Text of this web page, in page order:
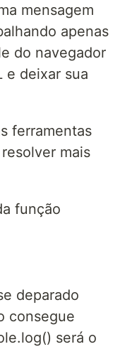
mensagem
apenas
do navegador
e deixar sua
ferramentas
mais
função
deparado
consegue
será o